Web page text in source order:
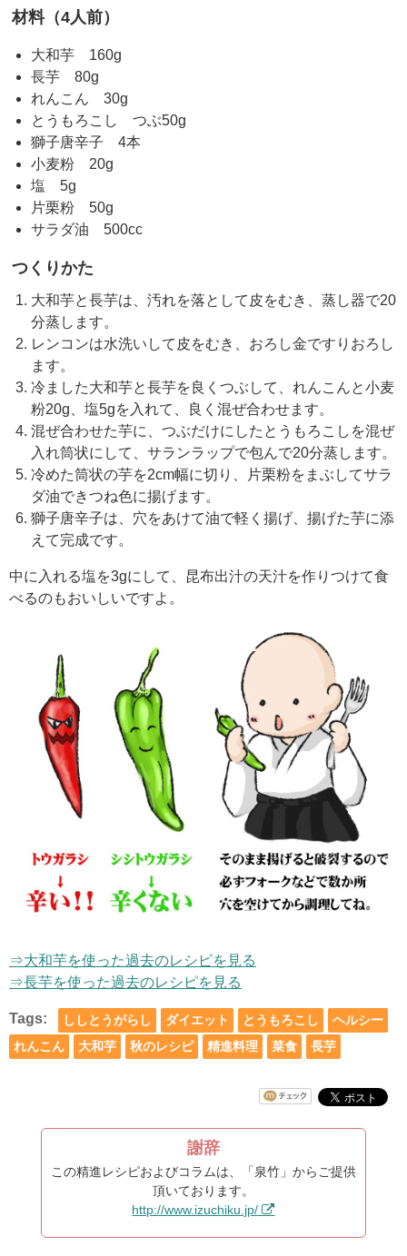
材料（4人前）
大和芋 160g
長芋 80g
れんこん 30g
とうもろこし つぶ50g
獅子唐辛子 4本
小麦粉 20g
塩 5g
片栗粉 50g
サラダ油 500cc
つくりかた
大和芋と長芋は、汚れを落として皮をむき、蒸し器で20
分蒸します。
レンコンは水洗いして皮をむき、おろし金ですりおろし
ます。
冷ました大和芋と長芋を良くつぶして、れんこんと小麦
粉20g、塩5gを入れて、良く混ぜ合わせます。
混ぜ合わせた芋に、つぶだけにしたとうもろこしを混ぜ
入れ筒状にして、サランラップで包んで20分蒸します。
冷めた筒状の芋を2cm幅に切り、片栗粉をまぶしてサラ
ダ油できつね色に揚げます。
獅子唐辛子は、穴をあけて油で軽く揚げ、揚げた芋に添
えて完成です。
中に入れる塩を3gにして、昆布出汁の天汁を作りつけて食
べるのもおいしいですよ。
⇒大和芋を使った過去のレシピを見る
⇒長芋を使った過去のレシピを見る
Tags: ししとうがらし ダイエット とうもろこし
ヘルシー
れんこん
大和芋 秋のレシピ 精進料理 菜食 長芋
謝辞
この精進レシピおよびコラムは、「泉竹」からご提供
頂いております。
http://www.izuchiku.jp/